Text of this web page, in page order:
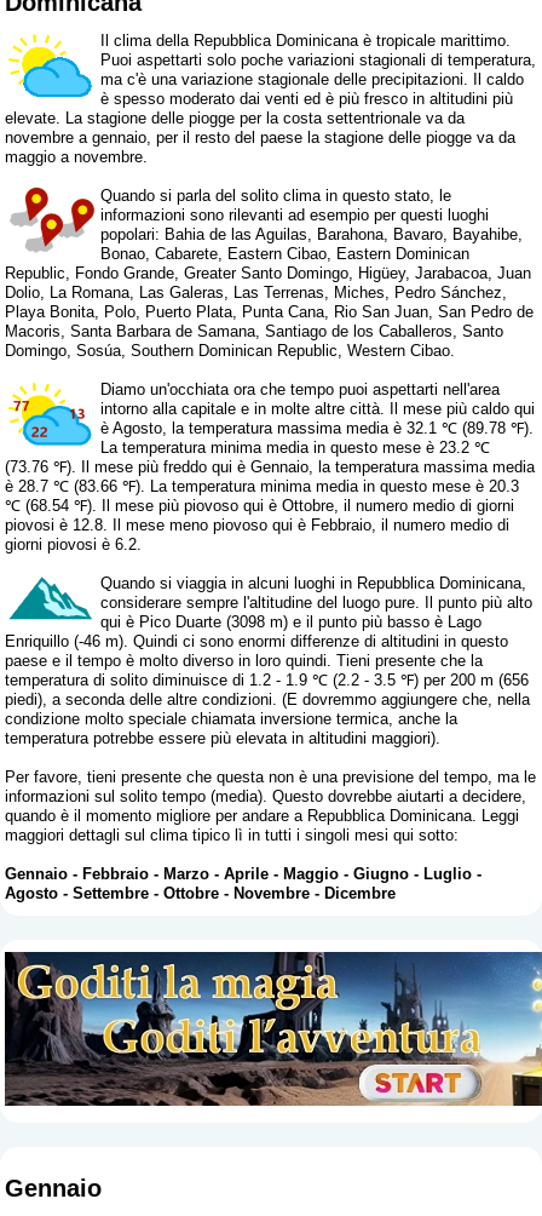
Il clima della Repubblica Dominicana è tropicale marittimo.
Puoi aspettarti solo poche variazioni stagionali di temperatura,
ma c'è una variazione stagionale delle precipitazioni. Il caldo
è spesso moderato dai venti ed è più fresco in altitudini più
elevate. La stagione delle piogge per la costa settentrionale va da
novembre a gennaio, per il resto del paese la stagione delle piogge va da
maggio a novembre.
Quando si parla del solito clima in questo stato, le
informazioni sono rilevanti ad esempio per questi luoghi
popolari: Bahia de las Aguilas, Barahona, Bavaro, Bayahibe,
Bonao, Cabarete, Eastern Cibao, Eastern Dominican
Republic, Fondo Grande, Greater Santo Domingo, Higüey, Jarabacoa, Juan
Dolio, La Romana, Las Galeras, Las Terrenas, Miches, Pedro Sánchez,
Playa Bonita, Polo, Puerto Plata, Punta Cana, Rio San Juan, San Pedro de
Macoris, Santa Barbara de Samana, Santiago de los Caballeros, Santo
Domingo, Sosúa, Southern Dominican Republic, Western Cibao.
Diamo un'occhiata ora che tempo puoi aspettarti nell'area
intorno alla capitale e in molte altre città. Il mese più caldo qui
è Agosto, la temperatura massima media è 32.1 ℃ (89.78 ℉).
La temperatura minima media in questo mese è 23.2 ℃
(73.76 ℉). Il mese più freddo qui è Gennaio, la temperatura massima media
è 28.7 ℃ (83.66 ℉). La temperatura minima media in questo mese è 20.3
℃ (68.54 ℉). Il mese più piovoso qui è Ottobre, il numero medio di giorni
piovosi è 12.8. Il mese meno piovoso qui è Febbraio, il numero medio di
giorni piovosi è 6.2.
Quando si viaggia in alcuni luoghi in Repubblica Dominicana,
considerare sempre l'altitudine del luogo pure. Il punto più alto
qui è Pico Duarte (3098 m) e il punto più basso è Lago
Enriquillo (-46 m). Quindi ci sono enormi differenze di altitudini in questo
paese e il tempo è molto diverso in loro quindi. Tieni presente che la
temperatura di solito diminuisce di 1.2 - 1.9 ℃ (2.2 - 3.5 ℉) per 200 m (656
piedi), a seconda delle altre condizioni. (E dovremmo aggiungere che, nella
condizione molto speciale chiamata inversione termica, anche la
temperatura potrebbe essere più elevata in altitudini maggiori).
Per favore, tieni presente che questa non è una previsione del tempo, ma le
informazioni sul solito tempo (media). Questo dovrebbe aiutarti a decidere,
quando è il momento migliore per andare a Repubblica Dominicana. Leggi
maggiori dettagli sul clima tipico lì in tutti i singoli mesi qui sotto:
Gennaio -Febbraio -Marzo -Aprile -Maggio -Giugno -Luglio -
Agosto -Settembre -Ottobre -Novembre -Dicembre
Gennaio